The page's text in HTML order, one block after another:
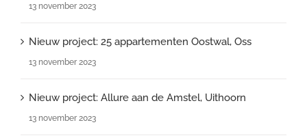
13 november 2023
Nieuw project: 25 appartementen Oostwal, Oss
13 november 2023
Nieuw project: Allure aan de Amstel, Uithoorn
13 november 2023